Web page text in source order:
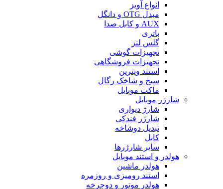
انواع آویز
مبدل OTG و دانگل
AUX و کابل صدا
باتری
گلس لنز
تجهیزات گوشی
تجهیزات فروشگاهی
استند ویترین
سیخ و شاخک رگال
ماکت موبایل
شارژر موبایل
شارژ دیواری
شارژر فندکی
تبدیل دوشاخه
کابل
سایر شارژرها
هولدر و استند موبایل
هولدر ماشین
استند رومیزی و روزمره
هولدر موتور و دوچرخه